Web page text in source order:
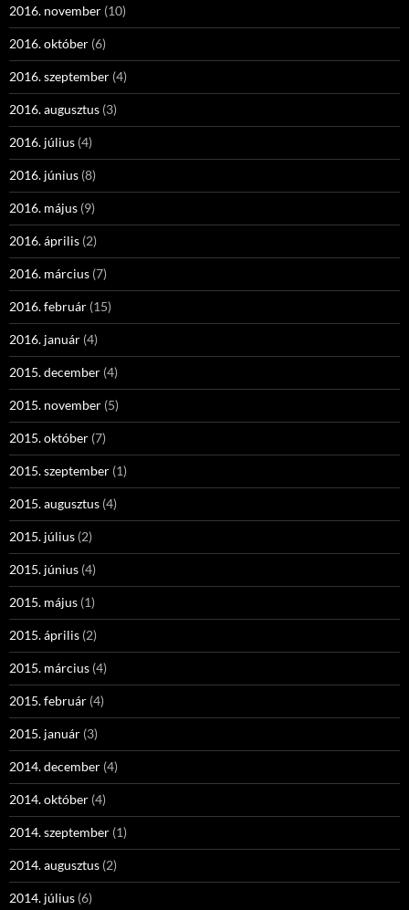
2016. november (10)
2016. október (6)
2016. szeptember (4)
2016. augusztus (3)
2016. július (4)
2016. június (8)
2016. május (9)
2016. április (2)
2016. március (7)
2016. február (15)
2016. január (4)
2015. december (4)
2015. november (5)
2015. október (7)
2015. szeptember (1)
2015. augusztus (4)
2015. július (2)
2015. június (4)
2015. május (1)
2015. április (2)
2015. március (4)
2015. február (4)
2015. január (3)
2014. december (4)
2014. október (4)
2014. szeptember (1)
2014. augusztus (2)
2014. július (6)